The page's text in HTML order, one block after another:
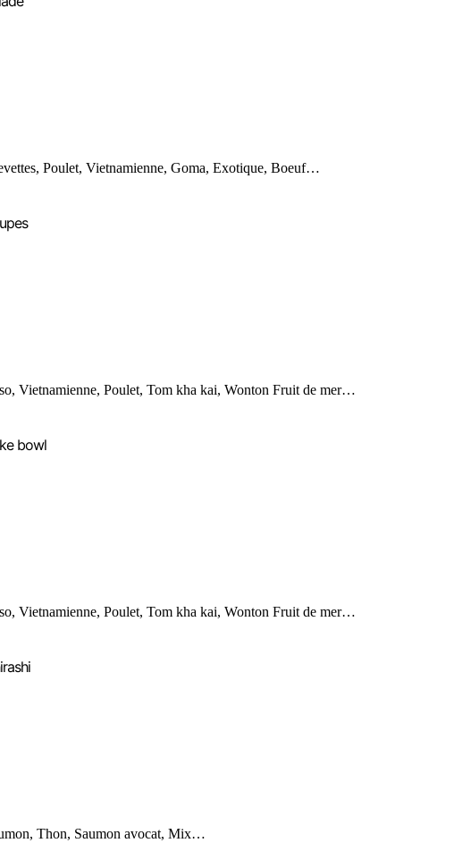
Poulet, Vietnamienne, Goma, Exotique, Boeuf…
Vietnamienne, Poulet, Tom kha kai, Wonton Fruit de mer…
bowl
Vietnamienne, Poulet, Tom kha kai, Wonton Fruit de mer…
Thon, Saumon avocat, Mix…